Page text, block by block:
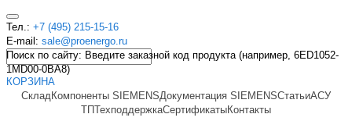
Тел.: +7 (495) 215-15-16
E-mail: sale@proenergo.ru
Поиск по сайту: Введите заказной код продукта (например, 6ED1052-
1MD00-0BA8)
КОРЗИНА
СкладКомпоненты SIEMENSДокументация SIEMENSСтатьиАСУ
ТПТехподдержкаСертификатыКонтакты